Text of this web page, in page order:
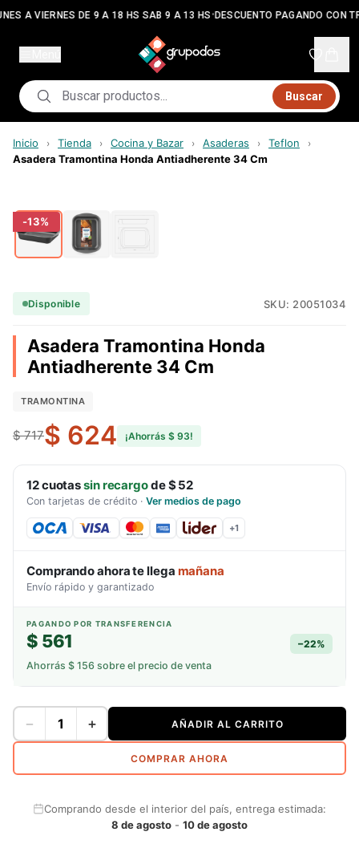
A VIERNES DE 9 A 18 HS SAB 9 A 13 HS• DESCUENTO PAGANDO CON
Buscar
Inicio › Tienda › Cocina y Bazar › Asaderas › Teflon ›
Asadera Tramontina Honda Antiadherente 34 Cm
-13%
Disponible SKU: 20051034
Asadera Tramontina Honda
Antiadherente 34 Cm
TRAMONTINA
$ 717$ 624 ¡Ahorrás $ 93!
12cuotassin recargode$ 52
Con tarjetas de crédito · Ver medios de pago
+1
Comprando ahora te llega mañana
Envío rápido y garantizado
PAGANDO POR TRANSFERENCIA
$ 561 −22%
Ahorrás $ 156 sobre el precio de venta
− + AÑADIR AL CARRITO
COMPRAR AHORA
Comprando desde el interior del país, entrega estimada:
8 de agosto - 10 de agosto